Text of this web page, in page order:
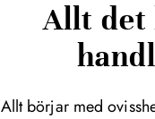
Allt det
Allt börjar med